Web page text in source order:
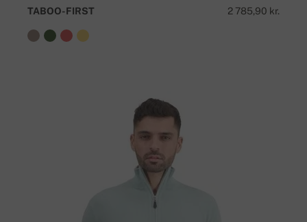
2 785,90 kr.
TABOO-FIRST